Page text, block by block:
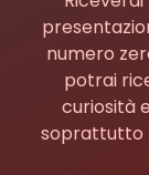
numero
potrai
curiosità
soprattutto